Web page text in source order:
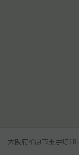
大阪府柏原市玉手町